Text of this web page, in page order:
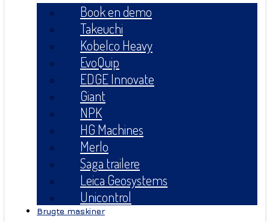
Book en demo
Takeuchi
Kobelco Heavy
EvoQuip
EDGE Innovate
Giant
NPK
HG Machines
Merlo
Saga trailere
Leica Geosystems
Unicontrol
Brugte maskiner